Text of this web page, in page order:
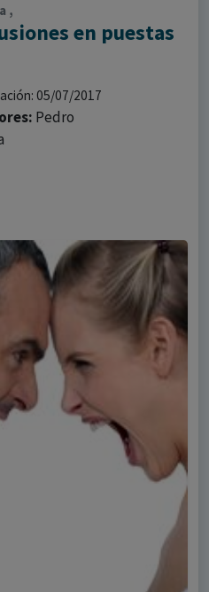
,
en puestas
05/07/2017
Pedro